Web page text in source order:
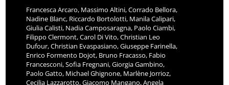
Francesca Arcaro, Massimo Altini, Corrado Bellora,
Nadine Blanc, Riccardo Bortolotti, Manila Calipari,
Giulia Calisti, Nadia Camposaragna, Paolo Ciambi,
Filippo Clermont, Carol Di Vito, Christian Leo
Dufour, Christian Evaspasiano, Giuseppe Farinella,
Enrico Formento Dojot, Bruno Fracasso, Fabio
Francesconi, Sofia Fregnani, Giorgia Gambino,
Paolo Gatto, Michael Ghignone, Marlène Jorrioz,
Cecilia Lazzarotto, Giacomo Mangano, Angela